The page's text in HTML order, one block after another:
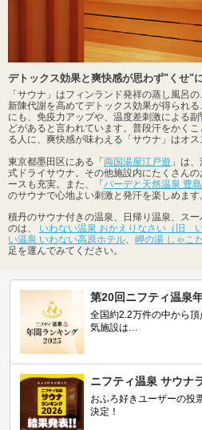
デトックス効果と爽快感が思わず"くせ"
「サウナ」はフィンランド発祥の蒸し風呂
新陳代謝を高めてデトックス効果が得られ
にも、免疫力アップや、温度差刺激による
どがあると言われています。普段汗をかく
る人に、爽快感が味わえる「サウナ」はオス
東京都墨田区にある「両国湯屋江戸遊 」は
式ドライサウナ。その他施設内にたくさん
ースも充実。また、「バーデと天然温泉 豊
のサウナで心地よい刺激と発汗を楽しめます
積丹のサウナ付きの温泉、日帰り温泉、ス
のは、 いわない温泉 おかえりなさい（旧
い温泉 いわない高原ホテル、 岬の湯 しゃこ
足を運んでみてください。
第20回ニフティ温泉
全国約2.2万件の中から
気施設は…
ニフティ温泉 サウナ
おふろ好きユーザーの投
決定！